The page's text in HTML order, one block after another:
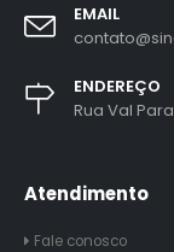
EMAIL
ENDEREÇO
Rua Val
Atendimento
Fale conosco